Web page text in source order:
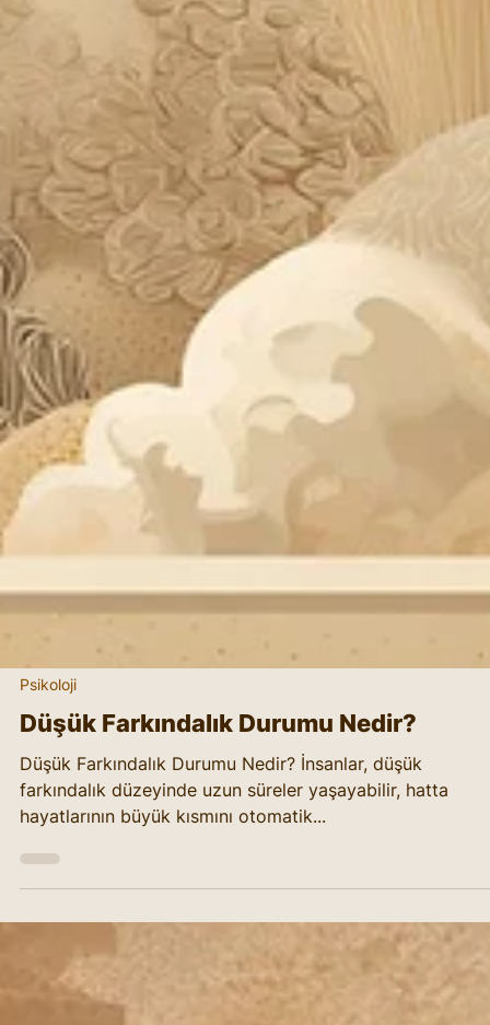
Psikoloji
Düşük Farkındalık Durumu Nedir?
Düşük Farkındalık Durumu Nedir? İnsanlar, düşük
hayatlarının büyük kısmını otomatik...